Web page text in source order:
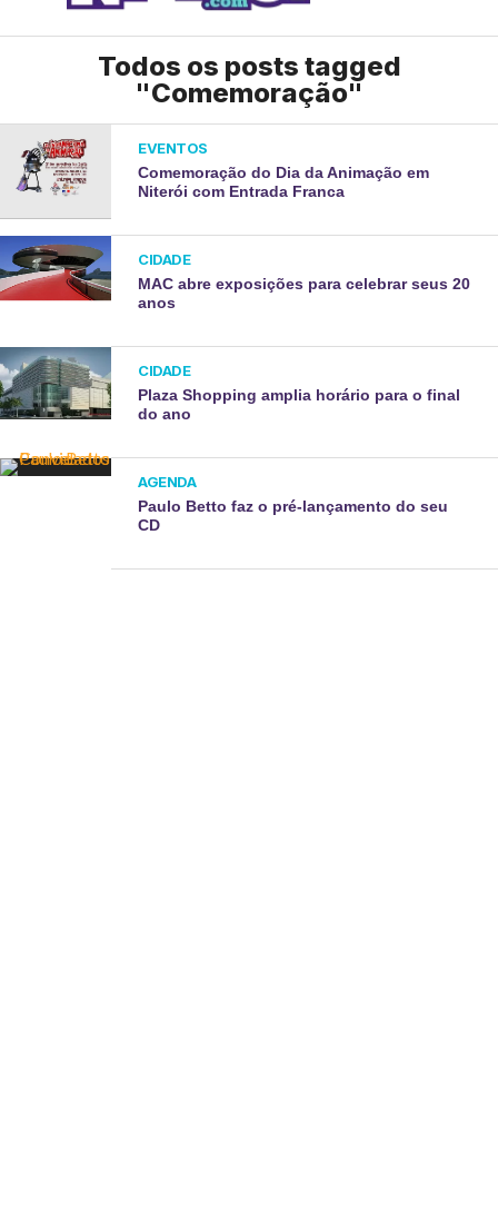
Todos os posts tagged
"Comemoração"
EVENTOS
Comemoração do Dia da Animação em
Niterói com Entrada Franca
CIDADE
MAC abre exposições para celebrar seus 20
anos
CIDADE
Plaza Shopping amplia horário para o final
do ano
AGENDA
Paulo Betto faz o pré-lançamento do seu
CD